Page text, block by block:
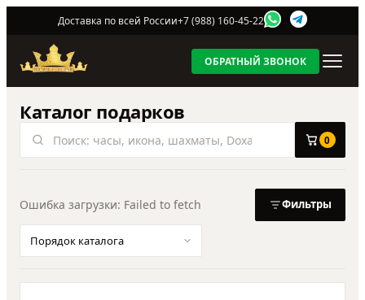
Доставка по всей России+7 (988) 160-45-22
ОБРАТНЫЙ ЗВОНОК
Каталог подарков
0
Ошибка загрузки: Failed to fetch Фильтры
Сортировка